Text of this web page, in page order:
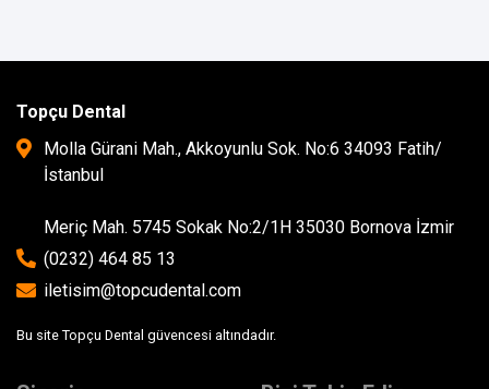
Topçu Dental
Molla Gürani Mah., Akkoyunlu Sok. No:6 34093 Fatih/
İstanbul
Meriç Mah. 5745 Sokak No:2/1H 35030 Bornova İzmir
(0232) 464 85 13
iletisim@topcudental.com
Bu site Topçu Dental güvencesi altındadır.